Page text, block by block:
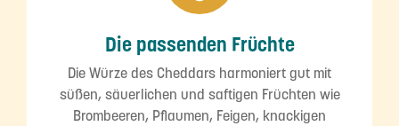
Die passenden Früchte
Die Würze des Cheddars harmoniert gut mit
süßen, säuerlichen und saftigen Früchten wie
Brombeeren, Pflaumen, Feigen, knackigen